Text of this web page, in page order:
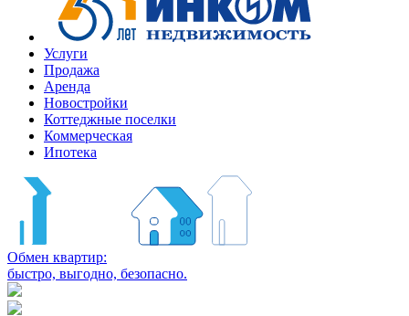
Услуги
Продажа
Аренда
Новостройки
Коттеджные поселки
Коммерческая
Ипотека
Обмен квартир:
быстро, выгодно, безопасно.